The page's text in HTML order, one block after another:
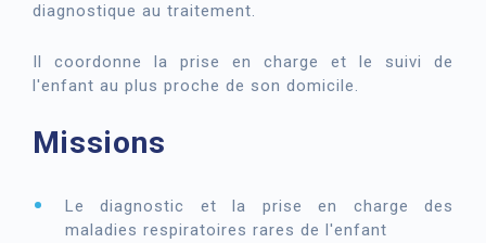
diagnostique au traitement.
Il coordonne la prise en charge et le suivi de
l'enfant au plus proche de son domicile.
Missions
Le diagnostic et la prise en charge des
maladies respiratoires rares de l'enfant